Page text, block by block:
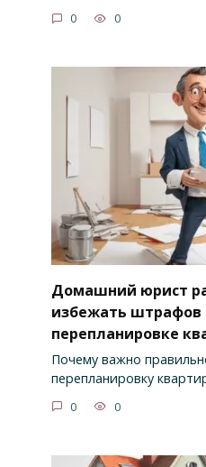
0 0
Домашний юрист
избежать штрафов
перепланировке
Почему важно
перепланировку
0 0